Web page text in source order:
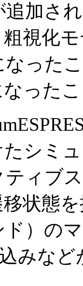
追加さ
視化
った
った
シミ
ティブ
状態
）の
みな